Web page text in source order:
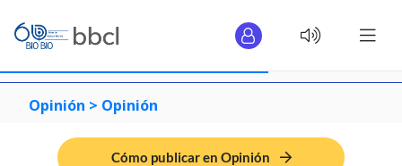
Opinión > Opinión
Cómo publicar en Opinión